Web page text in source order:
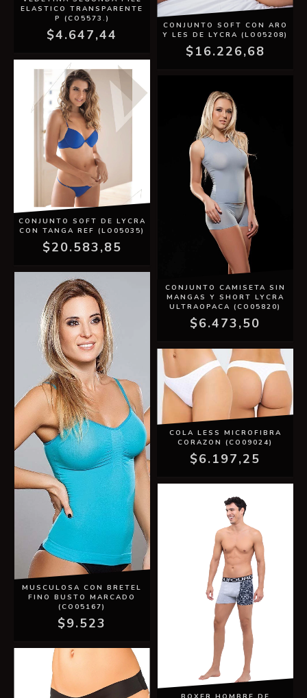
ELASTICO TRANSPARENTE
P (CO5573.)
$4.647,44
CONJUNTO SOFT CON ARO
Y LES DE LYCRA (LO05208)
$16.226,68
CONJUNTO SOFT DE LYCRA
CON TANGA REF (LO05035)
$20.583,85
CONJUNTO CAMISETA SIN
MANGAS Y SHORT LYCRA
ULTRAOPACA (CO05820)
$6.473,50
MUSCULOSA CON BRETEL
FINO BUSTO MARCADO
(CO05167)
$9.523
COLA LESS MICROFIBRA
CORAZON (CO09024)
$6.197,25